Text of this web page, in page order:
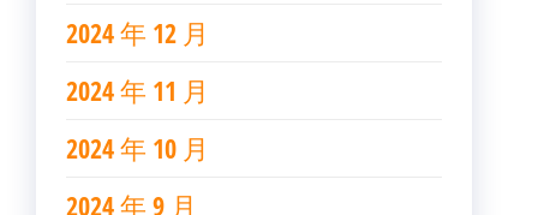
2024 年 12 月
2024 年 11 月
2024 年 10 月
2024 年 9 月